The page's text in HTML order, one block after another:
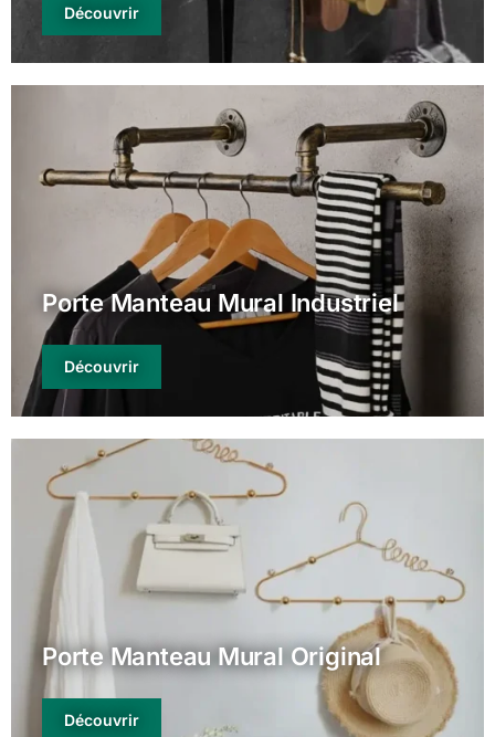
Découvrir
Porte Manteau Mural Industriel
Découvrir
Porte Manteau Mural Original
Découvrir